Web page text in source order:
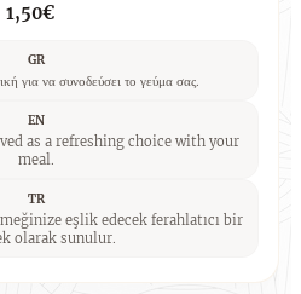
1,50€
GR
για να συνοδεύσει το γεύμα σας.
EN
as a refreshing choice with your
meal.
TR
eşlik edecek ferahlatıcı bir
olarak sunulur.